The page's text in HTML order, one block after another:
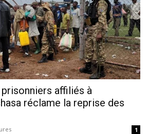
affiliés à
réclame la reprise des
1